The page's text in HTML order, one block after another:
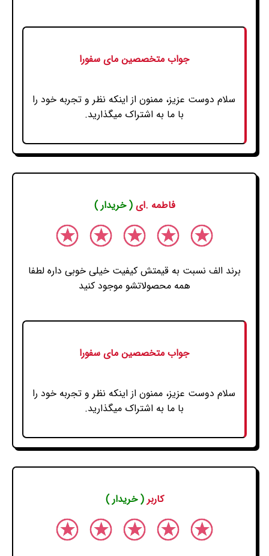
جواب متخصصین مای سفورا
سلام دوست عزیز، ممنون از اینکه نظر و تجربه خود را
با ما به اشتراک میگذارید.
فاطمه .ای( خریدار )
برند الف نسبت به قیمتش کیفیت خیلی خوبی داره لطفا
همه محصولاتشو موجود کنید
جواب متخصصین مای سفورا
سلام دوست عزیز، ممنون از اینکه نظر و تجربه خود را
با ما به اشتراک میگذارید.
کاربر( خریدار )